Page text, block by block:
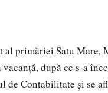
al primăriei Satu Mare,
vacanță, după ce s-a
de Contabilitate și se